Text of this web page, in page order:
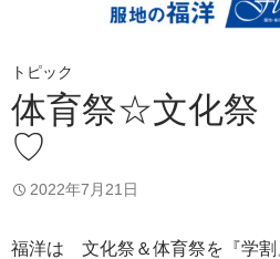
トピック
体育祭☆文化祭
♡
2022年7月21日
福洋は 文化祭＆体育祭を『学